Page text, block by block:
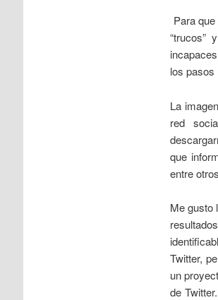
Para
“trucos”
los pasos
La
red
que
entre
Me gusto
Twitter,
un
de